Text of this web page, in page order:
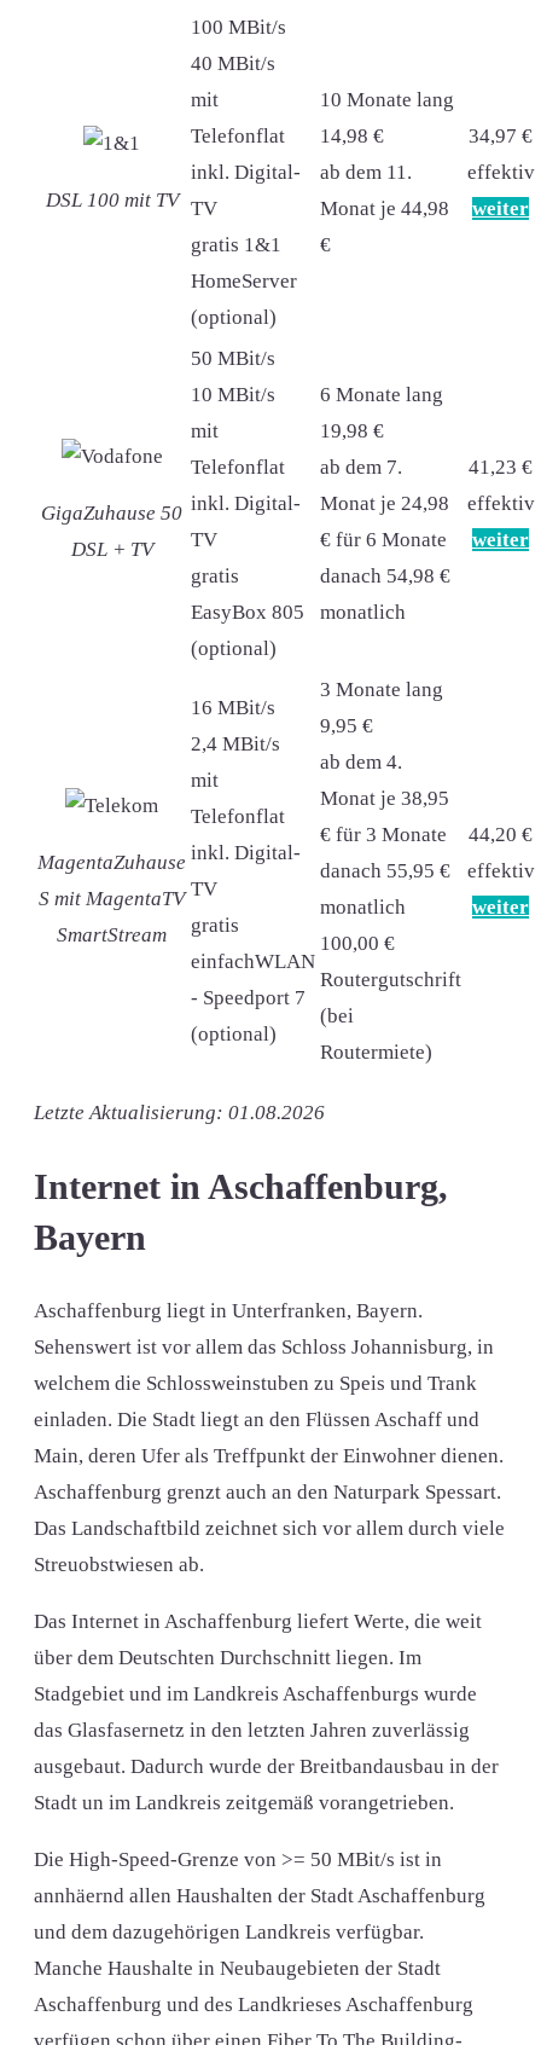
DSL 100 mit TV
100 MBit/s
40 MBit/s
mit
Telefonflat
inkl. Digital-
TV
gratis 1&1
HomeServer
(optional)
10 Monate lang
14,98 €
ab dem 11.
Monat je 44,98
€
34,97 €
effektiv
weiter
GigaZuhause 50
DSL + TV
50 MBit/s
10 MBit/s
mit
Telefonflat
inkl. Digital-
TV
gratis
EasyBox 805
(optional)
6 Monate lang
19,98 €
ab dem 7.
Monat je 24,98
€ für 6 Monate
danach 54,98 €
monatlich
41,23 €
effektiv
weiter
MagentaZuhause
S mit MagentaTV
SmartStream
16 MBit/s
2,4 MBit/s
mit
Telefonflat
inkl. Digital-
TV
gratis
einfachWLAN
- Speedport 7
(optional)
3 Monate lang
9,95 €
ab dem 4.
Monat je 38,95
€ für 3 Monate
danach 55,95 €
monatlich
100,00 €
Routergutschrift
(bei
Routermiete)
44,20 €
effektiv
weiter
Letzte Aktualisierung: 01.08.2026
Internet in Aschaffenburg,
Bayern
Aschaffenburg liegt in Unterfranken, Bayern.
Sehenswert ist vor allem das Schloss Johannisburg, in
welchem die Schlossweinstuben zu Speis und Trank
einladen. Die Stadt liegt an den Flüssen Aschaff und
Main, deren Ufer als Treffpunkt der Einwohner dienen.
Aschaffenburg grenzt auch an den Naturpark Spessart.
Das Landschaftbild zeichnet sich vor allem durch viele
Streuobstwiesen ab.
Das Internet in Aschaffenburg liefert Werte, die weit
über dem Deutschten Durchschnitt liegen. Im
Stadgebiet und im Landkreis Aschaffenburgs wurde
das Glasfasernetz in den letzten Jahren zuverlässig
ausgebaut. Dadurch wurde der Breitbandausbau in der
Stadt un im Landkreis zeitgemäß vorangetrieben.
Die High-Speed-Grenze von >= 50 MBit/s ist in
annhäernd allen Haushalten der Stadt Aschaffenburg
und dem dazugehörigen Landkreis verfügbar.
Manche Haushalte in Neubaugebieten der Stadt
Aschaffenburg und des Landkrieses Aschaffenburg